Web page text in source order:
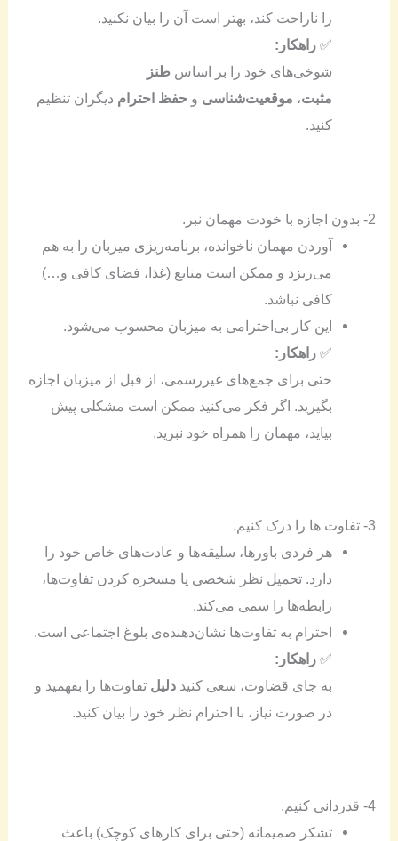
را ناراحت کند، بهتر است آن را بیان نکنید.
✅راهکار:
شوخی‌های خود را بر اساسطنز
مثبت، موقعیت‌شناسی وحفظ احترام دیگران تنظیم
کنید.
2- بدون اجازه با خودت مهمان نبر.
آوردن مهمان ناخوانده، برنامه‌ریزی میزبان را به هم
می‌ریزد و ممکن است منابع (غذا، فضای کافی و…)
کافی نباشد.
این کار بی‌احترامی به میزبان محسوب می‌شود.
✅راهکار:
حتی برای جمع‌های غیررسمی، از قبل از میزبان اجازه
بگیرید. اگر فکر می‌کنید ممکن است مشکلی پیش
بیاید، مهمان را همراه خود نبرید.
3- تفاوت ها را درک کنیم.
هر فردی باورها، سلیقه‌ها و عادت‌های خاص خود را
دارد. تحمیل نظر شخصی یا مسخره کردن تفاوت‌ها،
رابطه‌ها را سمی می‌کند.
احترام به تفاوت‌ها نشان‌دهنده‌ی بلوغ اجتماعی است.
✅راهکار:
به جای قضاوت، سعی کنیددلیل تفاوت‌ها را بفهمید و
در صورت نیاز، با احترام نظر خود را بیان کنید.
4- قدردانی کنیم.
تشکر صمیمانه (حتی برای کارهای کوچک) باعث